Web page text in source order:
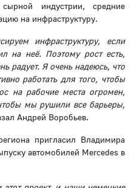
индустрии, средние
на инфраструктуру.
инфраструктуру, если
на неё. Поэтому рост есть,
радует. Я очень надеюсь, что
работать для того, чтобы
на рабочие места огромен,
мы рушили все барьеры,
Андрей Воробьев.
пригласил Владимира
автомобилей Mercedes в